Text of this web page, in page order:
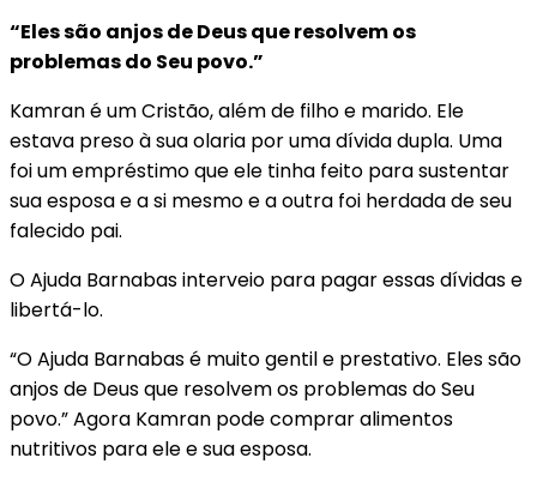
“Eles são anjos de Deus que resolvem os
problemas do Seu povo.”
Kamran é um Cristão, além de filho e marido. Ele
estava preso à sua olaria por uma dívida dupla. Uma
foi um empréstimo que ele tinha feito para sustentar
sua esposa e a si mesmo e a outra foi herdada de seu
falecido pai.
O Ajuda Barnabas interveio para pagar essas dívidas e
libertá-lo.
“O Ajuda Barnabas é muito gentil e prestativo. Eles são
anjos de Deus que resolvem os problemas do Seu
povo.” Agora Kamran pode comprar alimentos
nutritivos para ele e sua esposa.